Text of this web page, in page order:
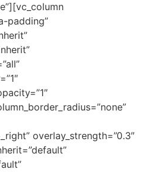
padding”
overlay_strength=”0.3″